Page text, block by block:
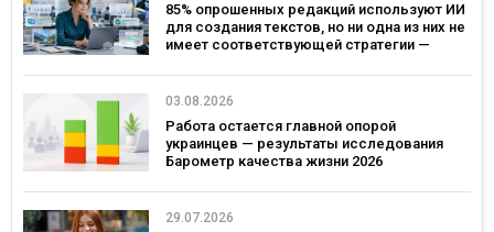
85% опрошенных редакций используют ИИ
для создания текстов, но ни одна из них не
имеет соответствующей стратегии —
03.08.2026
Работа остается главной опорой
украинцев — результаты исследования
Барометр качества жизни 2026
29.07.2026